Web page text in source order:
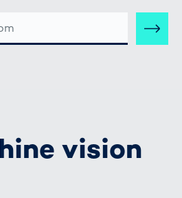
vision